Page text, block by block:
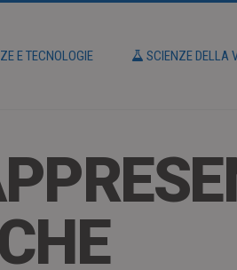
E TECNOLOGIE SCIENZE DELLA